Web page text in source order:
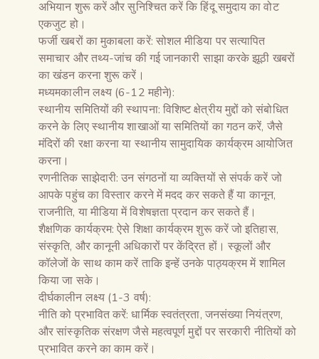
अभियान शुरू करें और सुनिश्चित करें कि हिंदू समुदाय का वोट
एकजुट हो।
फर्जी खबरों का मुकाबला करें: सोशल मीडिया पर सत्यापित
समाचार और तथ्य-जांच की गई जानकारी साझा करके झूठी खबरों
का खंडन करना शुरू करें।
मध्यमकालीन लक्ष्य (6-12 महीने):
स्थानीय समितियों की स्थापना: विशिष्ट क्षेत्रीय मुद्दों को संबोधित
करने के लिए स्थानीय शाखाओं या समितियों का गठन करें, जैसे
मंदिरों की रक्षा करना या स्थानीय सामुदायिक कार्यक्रम आयोजित
करना।
रणनीतिक साझेदारी: उन संगठनों या व्यक्तियों से संपर्क करें जो
आपके पहुंच का विस्तार करने में मदद कर सकते हैं या कानून,
राजनीति, या मीडिया में विशेषज्ञता प्रदान कर सकते हैं।
शैक्षणिक कार्यक्रम: ऐसे शिक्षा कार्यक्रम शुरू करें जो इतिहास,
संस्कृति, और कानूनी अधिकारों पर केंद्रित हों। स्कूलों और
कॉलेजों के साथ काम करें ताकि इन्हें उनके पाठ्यक्रम में शामिल
किया जा सके।
दीर्घकालीन लक्ष्य (1-3 वर्ष):
नीति को प्रभावित करें: धार्मिक स्वतंत्रता, जनसंख्या नियंत्रण,
और सांस्कृतिक संरक्षण जैसे महत्वपूर्ण मुद्दों पर सरकारी नीतियों को
प्रभावित करने का काम करें।